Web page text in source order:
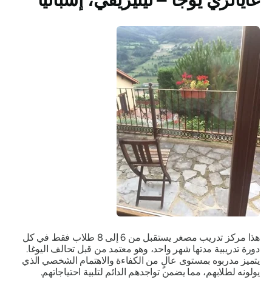
هذا مركز تدريب مصغر يستقبل من 6 إلى 8 طلاب فقط في كل
دورة تدريبية مدتها شهر واحد، وهو معتمد من قبل تحالف اليوغا.
يتميز مدربوه بمستوى عالٍ من الكفاءة والاهتمام الشخصي الذي
يولونه لطلابهم، مما يضمن تواجدهم الدائم لتلبية احتياجاتهم.